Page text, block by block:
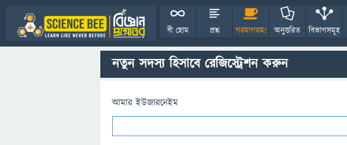
বী হোম প্রশ্ন গরমাগরম! অনুত্তরিত বিভাগসমূহ
নতুন সদস্য হিসাবে রেজিস্ট্রেশন করুন
আমার ইউজারনেইম